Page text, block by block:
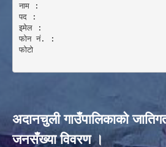
नाम :
पद :
इमेल :
फोन नं. :
फोटो
अदानचुली गाउँपालिकाकाे
जनसँख्या विवरण ।